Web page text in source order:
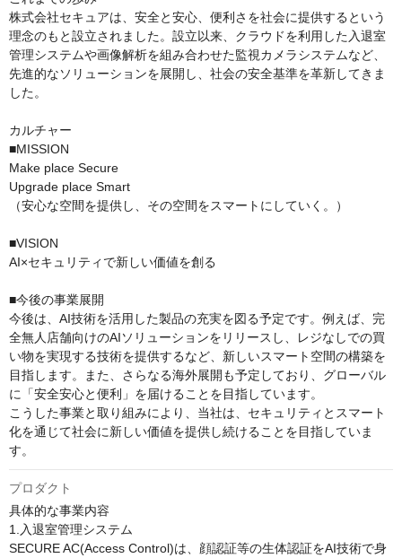
株式会社セキュアは、安全と安心、便利さを社会に提供するという
理念のもと設立されました。設立以来、クラウドを利用した入退室
管理システムや画像解析を組み合わせた監視カメラシステムなど、
先進的なソリューションを展開し、社会の安全基準を革新してきま
した。
カルチャー
■MISSION
Make place Secure
Upgrade place Smart
（安心な空間を提供し、その空間をスマートにしていく。）
■VISION
AI×セキュリティで新しい価値を創る
■今後の事業展開
今後は、AI技術を活用した製品の充実を図る予定です。例えば、完
全無人店舗向けのAIソリューションをリリースし、レジなしでの買
い物を実現する技術を提供するなど、新しいスマート空間の構築を
目指します。また、さらなる海外展開も予定しており、グローバル
に「安全安心と便利」を届けることを目指しています。
こうした事業と取り組みにより、当社は、セキュリティとスマート
化を通じて社会に新しい価値を提供し続けることを目指していま
プロダクト
具体的な事業内容
1.入退室管理システム
SECURE AC(Access Control)は、顔認証等の生体認証をAI技術で⾝